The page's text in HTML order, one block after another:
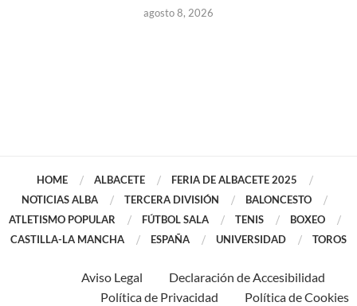
agosto 8, 2026
HOME ALBACETE
FERIA DE ALBACETE 2025
NOTICIAS ALBA
TERCERA DIVISIÓN
BALONCESTO
ATLETISMO POPULAR
FÚTBOL SALA TENIS
BOXEO
CASTILLA-LA MANCHA
ESPAÑA UNIVERSIDAD TOROS
Aviso Legal
Declaración de Accesibilidad
Política de Privacidad
Política de Cookies